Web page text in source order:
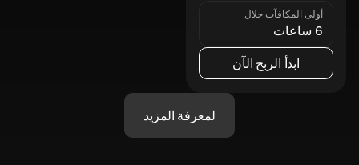
أولى المكافآت خلال
6 ساعات
ابدأ الربح الآن
لمعرفة المزيد